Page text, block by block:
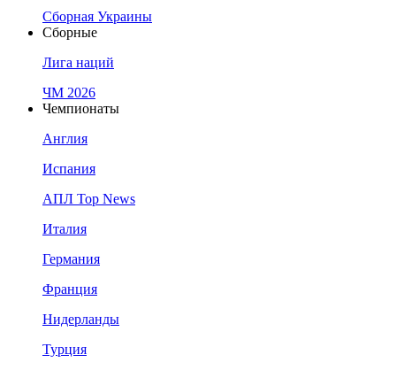
Сборная Украины
Сборные
Лига наций
ЧМ 2026
Чемпионаты
Англия
Испания
АПЛ Top News
Италия
Германия
Франция
Нидерланды
Турция